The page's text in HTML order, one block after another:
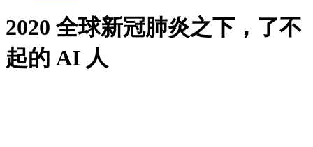
2020 全球新冠肺炎之下，了不
起的 AI 人